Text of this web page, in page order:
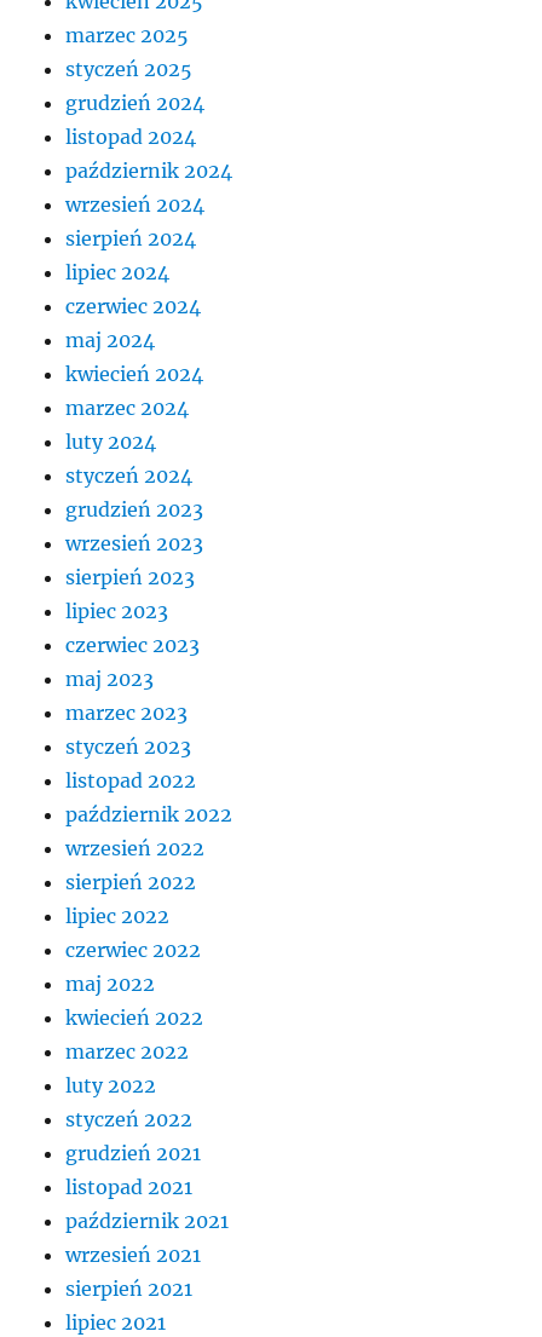
marzec 2025
styczeń 2025
grudzień 2024
listopad 2024
październik 2024
wrzesień 2024
sierpień 2024
lipiec 2024
czerwiec 2024
maj 2024
kwiecień 2024
marzec 2024
luty 2024
styczeń 2024
grudzień 2023
wrzesień 2023
sierpień 2023
lipiec 2023
czerwiec 2023
maj 2023
marzec 2023
styczeń 2023
listopad 2022
październik 2022
wrzesień 2022
sierpień 2022
lipiec 2022
czerwiec 2022
maj 2022
kwiecień 2022
marzec 2022
luty 2022
styczeń 2022
grudzień 2021
listopad 2021
październik 2021
wrzesień 2021
sierpień 2021
lipiec 2021